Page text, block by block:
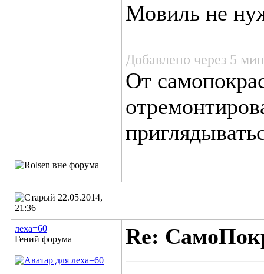
Мовиль не
Добавлено через 5
От
22.05.2014,
21:36
леха=60
Гений форума
Re: